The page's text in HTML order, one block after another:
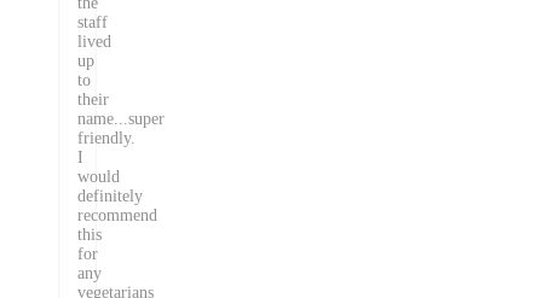
staff
lived
up
to
their
name...super
friendly.
I
would
definitely
recommend
this
for
any
vegetarians